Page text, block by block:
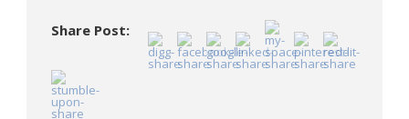
Fenster
geöffnet)
Fenster
geöffnet)
geöffnet)
Share Post: